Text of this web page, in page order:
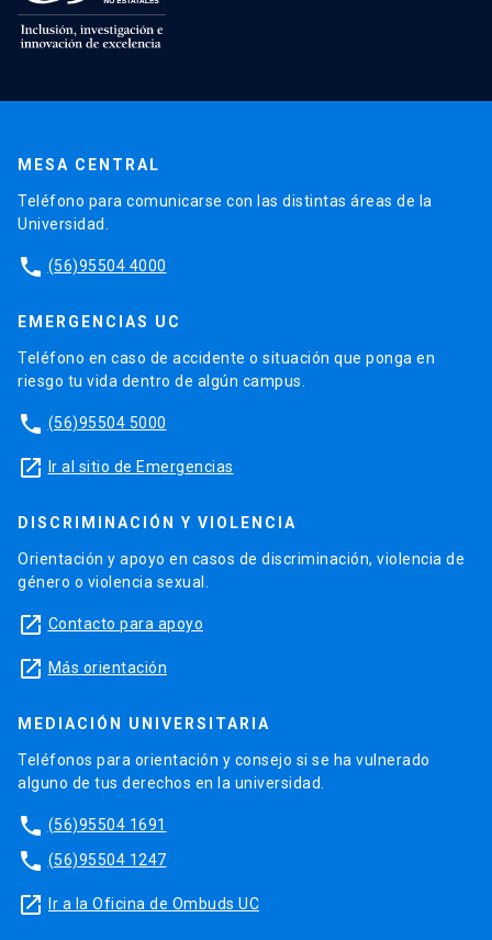
MESA CENTRAL
Teléfono para comunicarse con las distintas áreas de la
Universidad.
phone (56)95504 4000
EMERGENCIAS UC
Teléfono en caso de accidente o situación que ponga en
riesgo tu vida dentro de algún campus.
phone (56)95504 5000
launch Ir al sitio de Emergencias
DISCRIMINACIÓN Y VIOLENCIA
Orientación y apoyo en casos de discriminación, violencia de
género o violencia sexual.
launch Contacto para apoyo
launch Más orientación
MEDIACIÓN UNIVERSITARIA
Teléfonos para orientación y consejo si se ha vulnerado
alguno de tus derechos en la universidad.
phone (56)95504 1691
phone (56)95504 1247
launch Ir a la Oficina de Ombuds UC